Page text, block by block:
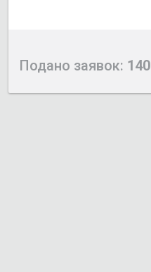
Подано заявок: 140